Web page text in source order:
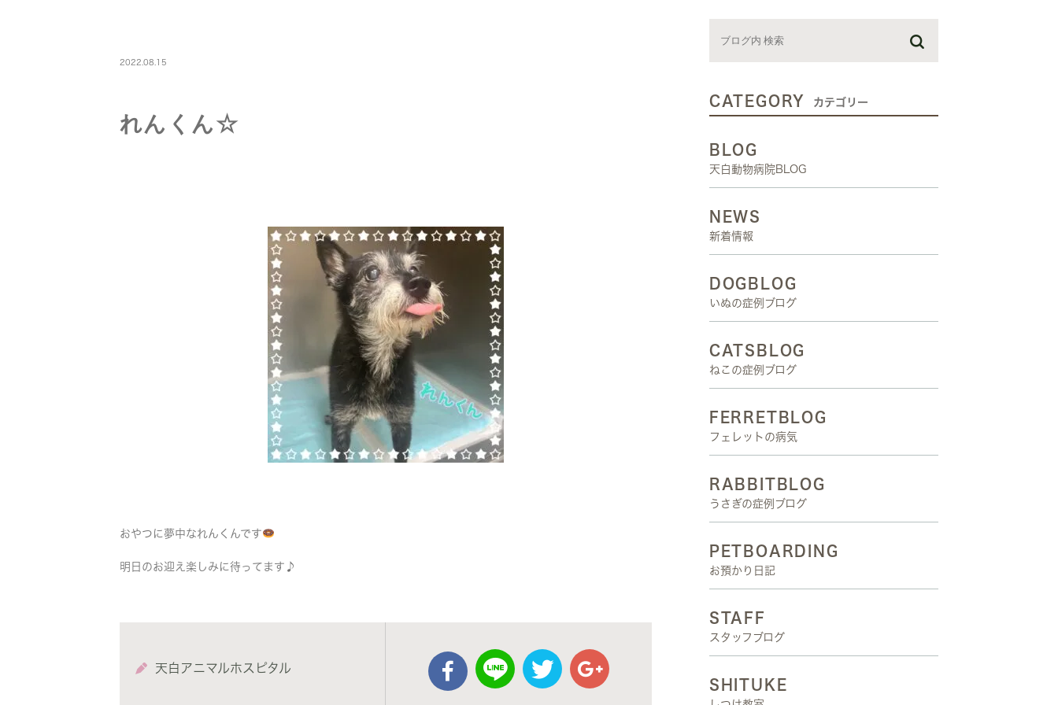
2022.08.15
れんくん☆
おやつに夢中なれんくんです
明日のお迎え楽しみに待ってます♪
天白アニマルホスピタル
CATEGORY カテゴリー
BLOG
天白動物病院BLOG
NEWS
新着情報
DOGBLOG
いぬの症例ブログ
CATSBLOG
ねこの症例ブログ
FERRETBLOG
フェレットの病気
RABBITBLOG
うさぎの症例ブログ
PETBOARDING
お預かり日記
STAFF
スタッフブログ
SHITUKE